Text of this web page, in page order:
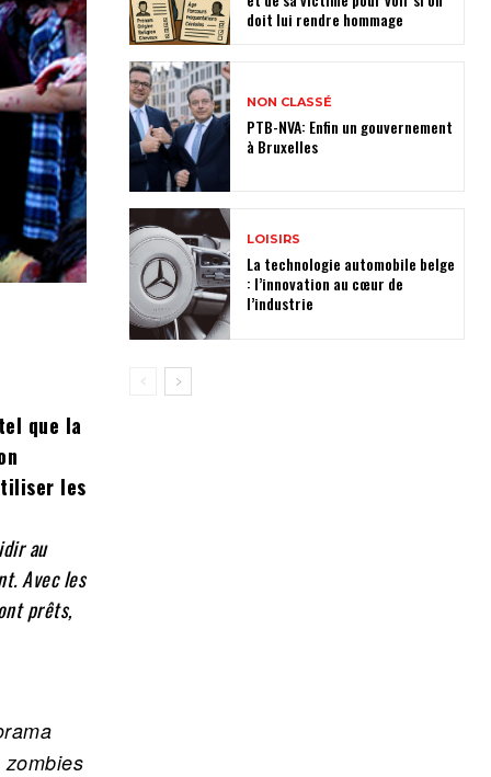
que la
les
au
Avec les
prêts,
doit lui rendre hommage
NON CLASSÉ
PTB-NVA: Enfin un gouvernement
à Bruxelles
LOISIRS
La technologie automobile belge
: l’innovation au cœur de
l’industrie